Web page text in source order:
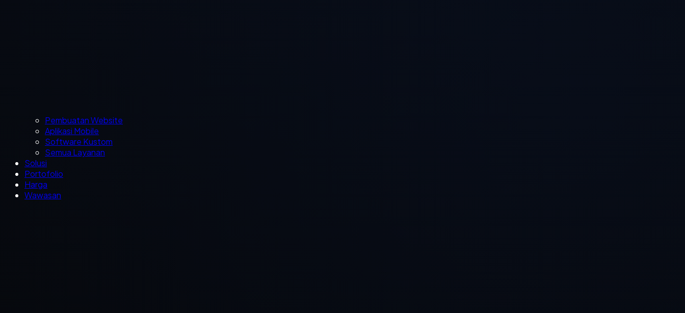
Pembuatan Website
Aplikasi Mobile
Software Kustom
Semua Layanan
Solusi
Portofolio
Harga
Wawasan